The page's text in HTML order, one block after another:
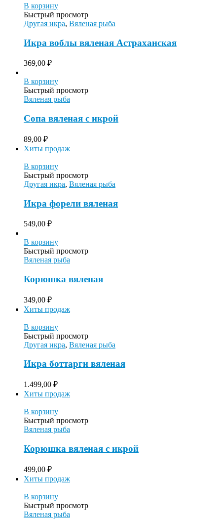
В корзину
Быстрый просмотр
Другая икра, Вяленая рыба
Икра воблы вяленая Астраханская
369,00 ₽
В корзину
Быстрый просмотр
Вяленая рыба
Сопа вяленая с икрой
89,00 ₽
Хиты продаж
В корзину
Быстрый просмотр
Другая икра, Вяленая рыба
Икра форели вяленая
549,00 ₽
В корзину
Быстрый просмотр
Вяленая рыба
Корюшка вяленая
349,00 ₽
Хиты продаж
В корзину
Быстрый просмотр
Другая икра, Вяленая рыба
Икра боттарги вяленая
1.499,00 ₽
Хиты продаж
В корзину
Быстрый просмотр
Вяленая рыба
Корюшка вяленая с икрой
499,00 ₽
Хиты продаж
В корзину
Быстрый просмотр
Вяленая рыба